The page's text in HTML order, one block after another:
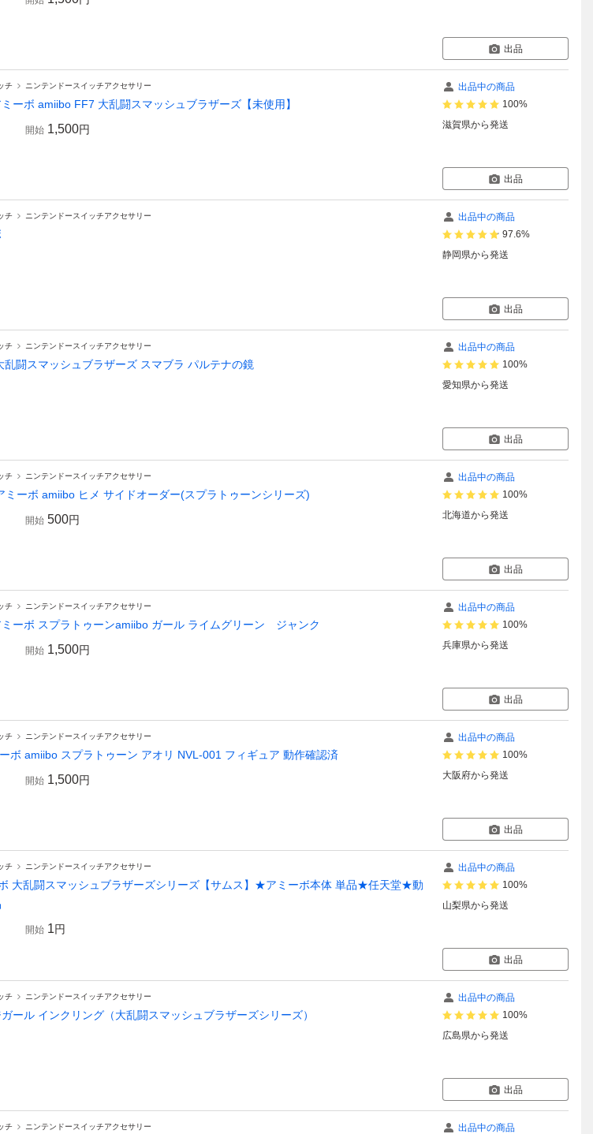
出品
チ ニンテンドースイッチアクセサリー
ーボ amiibo FF7 大乱闘スマッシュブラザーズ【未使用】
開始 1,500円
出品中の商品
100%
滋賀県から発送
出品
チ ニンテンドースイッチアクセサリー
出品中の商品
97.6%
静岡県から発送
出品
チ ニンテンドースイッチアクセサリー
闘スマッシュブラザーズ スマブラ パルテナの鏡
出品中の商品
100%
愛知県から発送
出品
チ ニンテンドースイッチアクセサリー
ミーボ amiibo ヒメ サイドオーダー(スプラトゥーンシリーズ)
開始 500円
出品中の商品
100%
北海道から発送
出品
チ ニンテンドースイッチアクセサリー
ーボ スプラトゥーンamiibo ガール ライムグリーン ジャンク
開始 1,500円
出品中の商品
100%
兵庫県から発送
出品
チ ニンテンドースイッチアクセサリー
ボ amiibo スプラトゥーン アオリ NVL-001 フィギュア 動作確認済
開始 1,500円
出品中の商品
100%
大阪府から発送
出品
チ ニンテンドースイッチアクセサリー
大乱闘スマッシュブラザーズシリーズ【サムス】★アミーボ本体 単品★任天堂★動
開始 1円
出品中の商品
100%
山梨県から発送
出品
チ ニンテンドースイッチアクセサリー
ール インクリング（大乱闘スマッシュブラザーズシリーズ）
出品中の商品
100%
広島県から発送
出品
チ ニンテンドースイッチアクセサリー
出品中の商品